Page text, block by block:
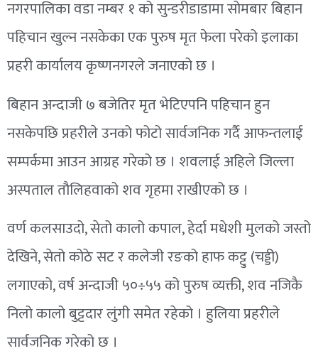
नगरपालिका वडा नम्बर १ को सुन्डरीडाडामा सोमबार बिहान
पहिचान खुल्न नसकेका एक पुरुष मृत फेला परेको इलाका
प्रहरी कार्यालय कृष्णनगरले जनाएको छ ।
बिहान अन्दाजी ७ बजेतिर मृत भेटिएपनि पहिचान हुन
नसकेपछि प्रहरीले उनको फोटो सार्वजनिक गर्दै आफन्तलाई
सम्पर्कमा आउन आग्रह गरेको छ । शवलाई अहिले जिल्ला
अस्पताल तौलिहवाको शव गृहमा राखीएको छ ।
वर्ण कलसाउदो, सेतो कालो कपाल, हेर्दा मधेशी मुलको जस्तो
देखिने, सेतो कोठे सट र कलेजी रङको हाफ कट्टु (चड्डी)
लगाएको, वर्ष अन्दाजी ५०÷५५ को पुरुष व्यक्ती, शव नजिकै
निलो कालो बुट्टदार लुंगी समेत रहेको । हुलिया प्रहरीले
सार्वजनिक गरेको छ ।